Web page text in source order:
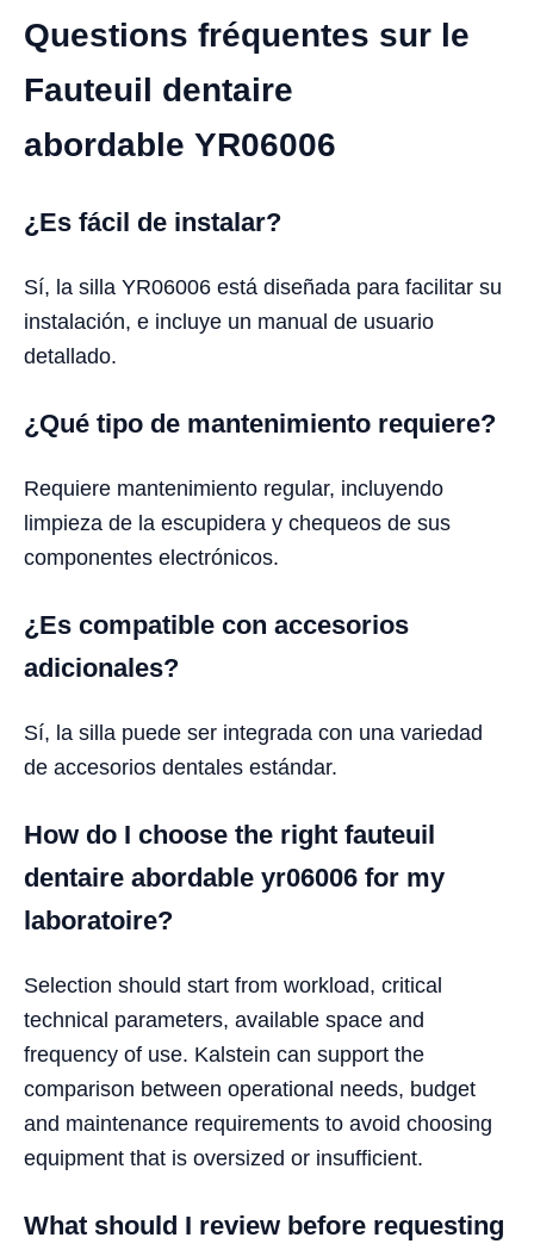
Questions fréquentes sur le
Fauteuil dentaire
abordable YR06006
¿Es fácil de instalar?
Sí, la silla YR06006 está diseñada para facilitar su
instalación, e incluye un manual de usuario
detallado.
¿Qué tipo de mantenimiento requiere?
Requiere mantenimiento regular, incluyendo
limpieza de la escupidera y chequeos de sus
componentes electrónicos.
¿Es compatible con accesorios
adicionales?
Sí, la silla puede ser integrada con una variedad
de accesorios dentales estándar.
How do I choose the right fauteuil
dentaire abordable yr06006 for my
laboratoire?
Selection should start from workload, critical
technical parameters, available space and
frequency of use. Kalstein can support the
comparison between operational needs, budget
and maintenance requirements to avoid choosing
equipment that is oversized or insufficient.
What should I review before requesting